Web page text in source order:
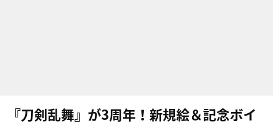
『刀剣乱舞』が3周年！新規絵＆記念ボイ